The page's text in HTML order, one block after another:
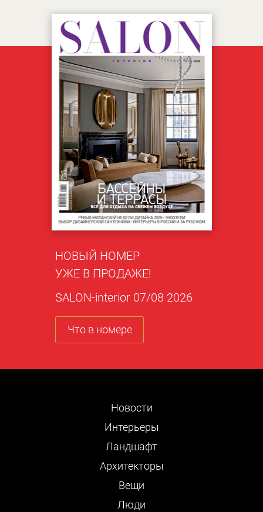
НОВЫЙ НОМЕР
УЖЕ В ПРОДАЖЕ!
SALON-interior 07/08 2026
Что в номере
Новости
Интерьеры
Ландшафт
Архитекторы
Вещи
Люди